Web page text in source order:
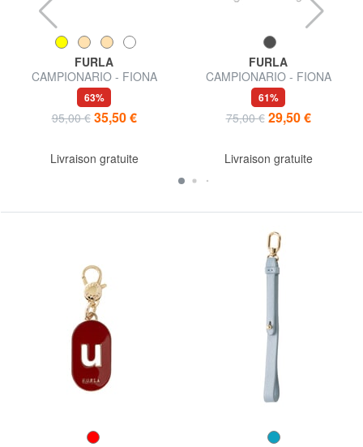
FURLA
CAMPIONARIO - FIONA
Bandoulière
63%
95,00 € 35,50 €
Livraison gratuite
FURLA
CAMPIONARIO - FIONA
Bandoulière pour sacs
61%
75,00 € 29,50 €
Livraison gratuite